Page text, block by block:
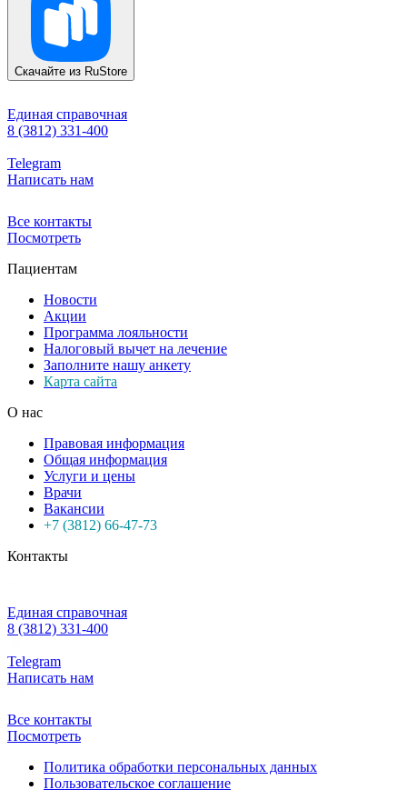
Скачайте из RuStore
Единая справочная
8 (3812) 331-400
Telegram
Написать нам
Все контакты
Посмотреть
Пациентам
Новости
Акции
Программа лояльности
Налоговый вычет на лечение
Заполните нашу анкету
Карта сайта
О нас
Правовая информация
Общая информация
Услуги и цены
Врачи
Вакансии
+7 (3812) 66-47-73
Контакты
Единая справочная
8 (3812) 331-400
Telegram
Написать нам
Все контакты
Посмотреть
Политика обработки персональных данных
Пользовательское соглашение